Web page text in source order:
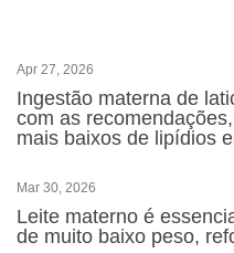
Apr 27, 2026
Ingestão materna de
com as
mais baixos de lipídios
Mar 30, 2026
Leite materno é
de muito baixo peso,